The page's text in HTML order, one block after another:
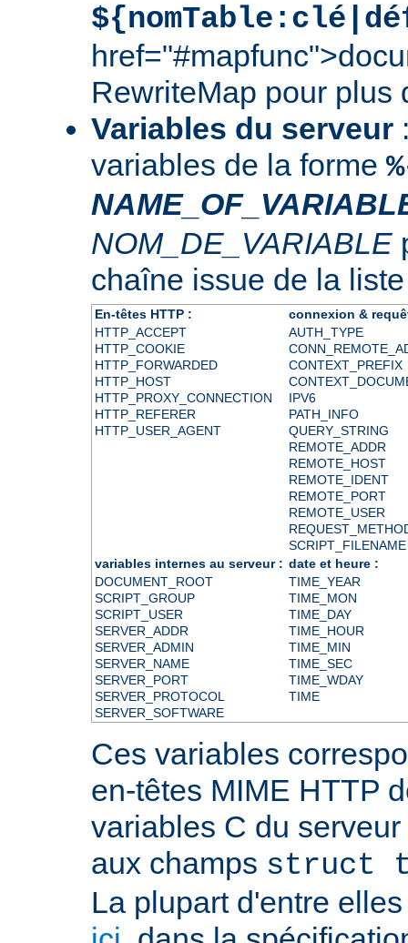
RewriteMap pour plus
Variables du serveur
variables de la forme
NOM_DE_VARIABLE
chaîne issue de la
En-têtes HTTP :
connexion &
HTTP_ACCEPT
HTTP_COOKIE
HTTP_FORWARDED
HTTP_HOST
HTTP_PROXY_CONNECTION
HTTP_REFERER
HTTP_USER_AGENT
AUTH_TYPE
CONTEXT_PREFIX
IPV6
PATH_INFO
QUERY_STRING
REMOTE_ADDR
REMOTE_HOST
REMOTE_IDENT
REMOTE_PORT
REMOTE_USER
SCRIPT_FILENAME
variables internes au serveur : date et heure :
DOCUMENT_ROOT
SCRIPT_GROUP
SCRIPT_USER
SERVER_ADDR
SERVER_ADMIN
SERVER_NAME
SERVER_PORT
SERVER_PROTOCOL
SERVER_SOFTWARE
TIME_YEAR
TIME_MON
TIME_DAY
TIME_HOUR
TIME_MIN
TIME_SEC
TIME_WDAY
TIME
Ces variables
en-têtes MIME HTTP
variables C du
aux champs struct
La plupart d'entre